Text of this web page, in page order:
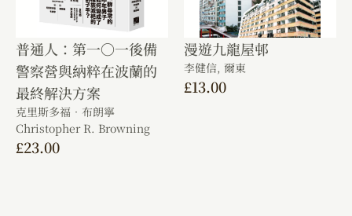
普通人：第一〇一後備
警察營與納粹在波蘭的
最終解決方案
克里斯多福．布朗寧
Christopher R. Browning
£23.00
漫遊九龍屋邨
李健信, 爾東
£13.00